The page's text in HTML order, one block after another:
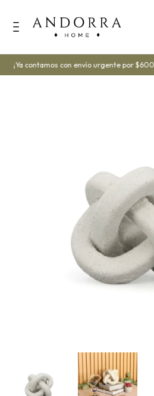
¡Ya contamos con envío urgente por $600!